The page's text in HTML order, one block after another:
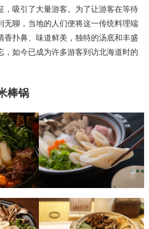
，吸引了大量游客。为了让游客在等待
无聊，当地的人们便将这一传统料理端
香扑鼻、味道鲜美，独特的汤底和丰盛
，如今已成为许多游客到访北海道时的
棒锅